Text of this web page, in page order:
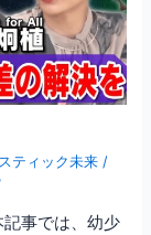
ティック未来 /
事では、幼少